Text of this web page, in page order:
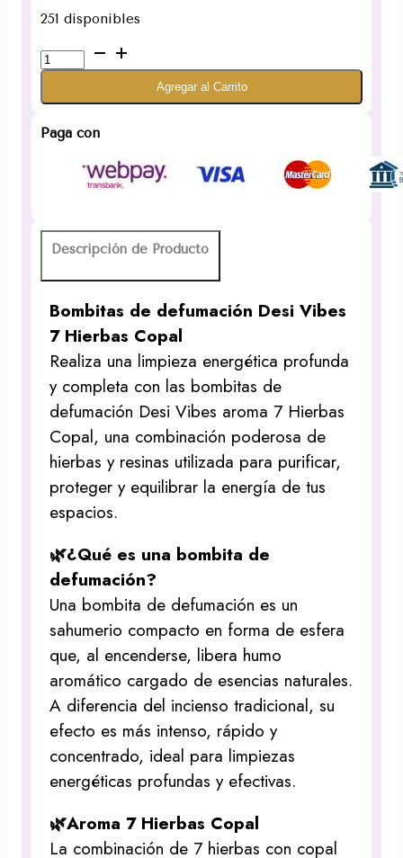
251 disponibles
Bombitas
de
Hierbas
cantidad
Agregar al Carrito
Paga con
Descripción de Producto
Bombitas de defumación Desi Vibes
7 Hierbas Copal
Realiza una limpieza energética profunda
y completa con las bombitas de
defumación Desi Vibes aroma 7 Hierbas
Copal, una combinación poderosa de
hierbas y resinas utilizada para purificar,
proteger y equilibrar la energía de tus
espacios.
🌿¿Qué es una bombita de
defumación?
Una bombita de defumación es un
sahumerio compacto en forma de esfera
que, al encenderse, libera humo
aromático cargado de esencias naturales.
A diferencia del incienso tradicional, su
efecto es más intenso, rápido y
concentrado, ideal para limpiezas
energéticas profundas y efectivas.
🌿Aroma 7 Hierbas Copal
La combinación de 7 hierbas con copal